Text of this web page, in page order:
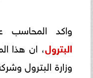
واكد
البترول، ان هذا
وزارة البترول